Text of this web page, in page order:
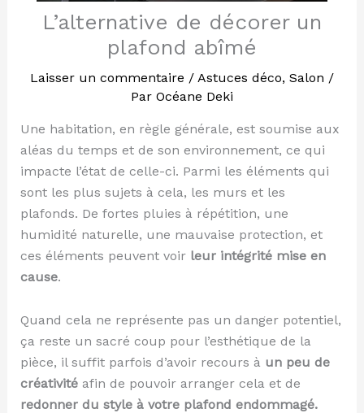
L’alternative de décorer un
plafond abîmé
Laisser un commentaire / Astuces déco, Salon /
Par Océane Deki
Une habitation, en règle générale, est soumise aux
aléas du temps et de son environnement, ce qui
impacte l’état de celle-ci. Parmi les éléments qui
sont les plus sujets à cela, les murs et les
plafonds. De fortes pluies à répétition, une
humidité naturelle, une mauvaise protection, et
ces éléments peuvent voir leur intégrité mise en
cause.
Quand cela ne représente pas un danger potentiel,
ça reste un sacré coup pour l’esthétique de la
pièce, il suffit parfois d’avoir recours à un peu de
créativitéafin de pouvoir arranger cela et de
redonner du style à votre plafond endommagé.